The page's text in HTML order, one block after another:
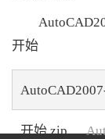
开始
开始.zip